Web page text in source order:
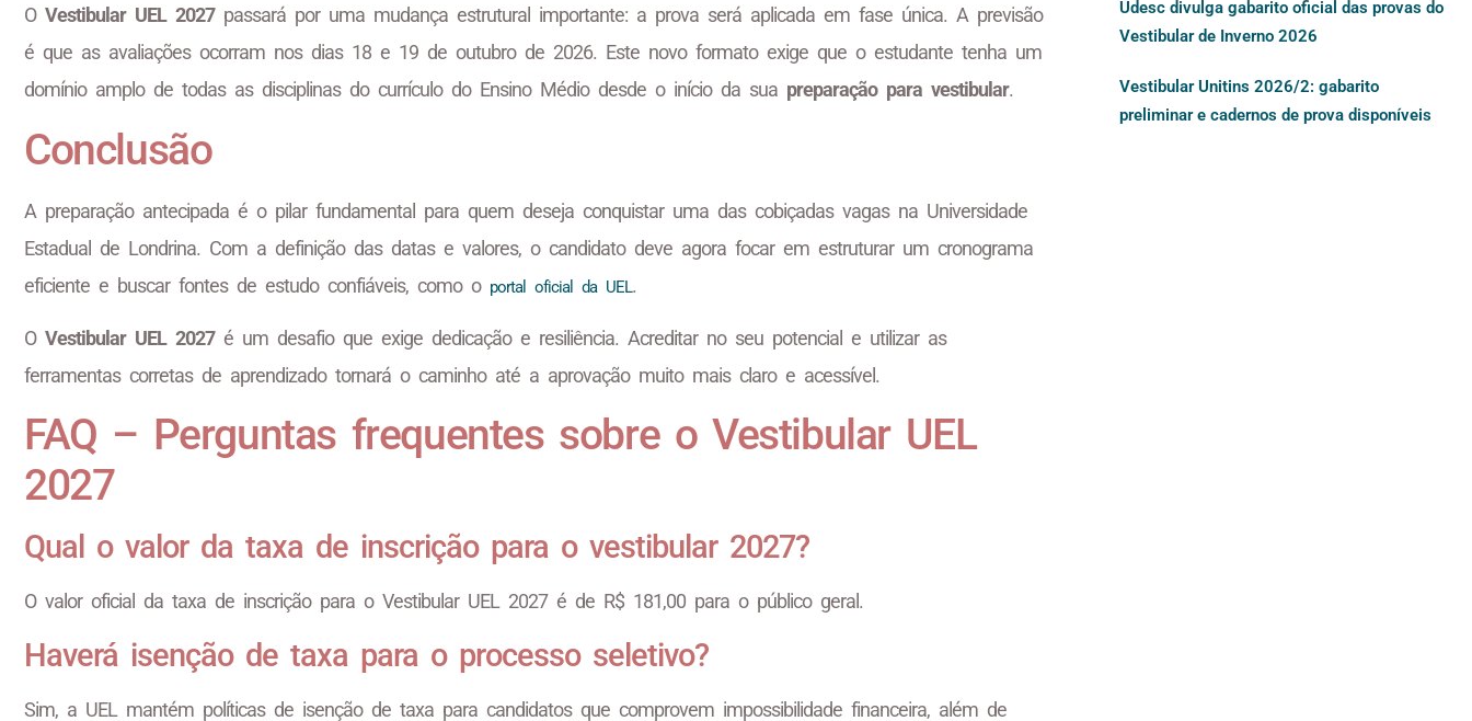
O Vestibular UEL 2027passará por uma mudança estrutural importante: a prova será aplicada em fase única. A previsão
é que as avaliações ocorram nos dias 18 e 19 de outubro de 2026. Este novo formato exige que o estudante tenha um
domínio amplo de todas as disciplinas do currículo do Ensino Médio desde o início da sua preparação para vestibular.
Conclusão
A preparação antecipada é o pilar fundamental para quem deseja conquistar uma das cobiçadas vagas na Universidade
Estadual de Londrina. Com a definição das datas e valores, o candidato deve agora focar em estruturar um cronograma
eficiente e buscar fontes de estudo confiáveis, como o portal oficial da UEL.
O Vestibular UEL 2027é um desafio que exige dedicação e resiliência. Acreditar no seu potencial e utilizar as
ferramentas corretas de aprendizado tornará o caminho até a aprovação muito mais claro e acessível.
FAQ – Perguntas frequentes sobre o Vestibular UEL
2027
Qual o valor da taxa de inscrição para o vestibular 2027?
O valor oficial da taxa de inscrição para o Vestibular UEL 2027 é de R$ 181,00 para o público geral.
Haverá isenção de taxa para o processo seletivo?
Sim, a UEL mantém políticas de isenção de taxa para candidatos que comprovem impossibilidade financeira, além de
Udesc divulga gabarito oficial das provas do
Vestibular de Inverno 2026
Vestibular Unitins 2026/2: gabarito
preliminar e cadernos de prova disponíveis